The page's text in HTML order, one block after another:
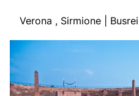
Tagesreisen
Verona , Sirmione |